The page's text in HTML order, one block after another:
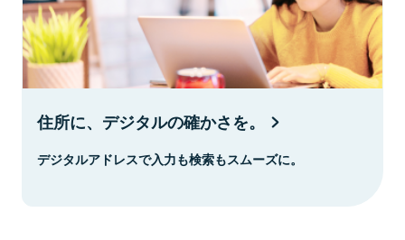
住所に、デジタルの確かさを。
デジタルアドレスで入力も検索もスムーズに。